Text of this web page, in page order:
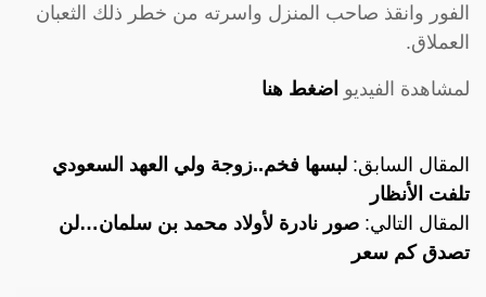
الفور وانقذ صاحب المنزل واسرته من خطر ذلك الثعبان
العملاق.
لمشاهدة الفيديو اضغط هنا
المقال السابق: لبسها فخم..زوجة ولي العهد السعودي
تلفت الأنظار
المقال التالي: صور نادرة لأولاد محمد بن سلمان…لن
تصدق كم سعر